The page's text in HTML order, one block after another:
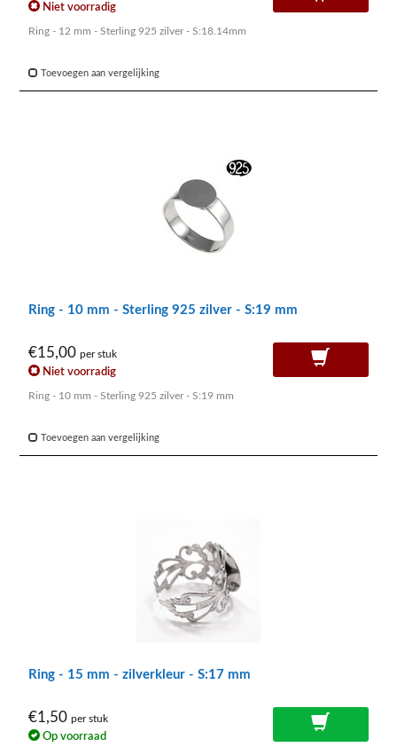
Niet voorradig
Ring - 12 mm - Sterling 925 zilver - S:18.14mm
Toevoegen aan vergelijking
Ring - 10 mm - Sterling 925 zilver - S:19 mm
€15,00 per stuk
Niet voorradig
Ring - 10 mm - Sterling 925 zilver - S:19 mm
Toevoegen aan vergelijking
Ring - 15 mm - zilverkleur - S:17 mm
€1,50 per stuk
Op voorraad